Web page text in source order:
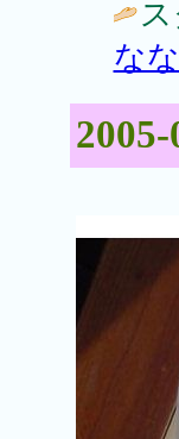
な